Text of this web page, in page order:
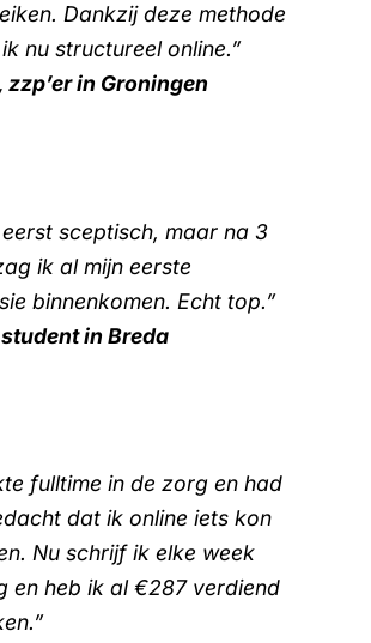
Dankzij deze methode
nu structureel online.”
zzp’er in Groningen
eerst sceptisch, maar na 3
ik al mijn eerste
binnenkomen. Echt top.”
in Breda
fulltime in de zorg en had
dat ik online iets kon
Nu schrijf ik elke week
en heb ik al €287 verdiend